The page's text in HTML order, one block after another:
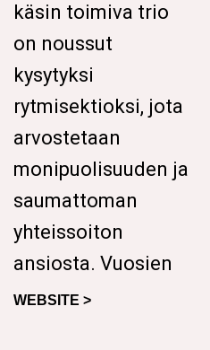
käsin toimiva trio
on noussut
kysytyksi
rytmisektioksi, jota
arvostetaan
monipuolisuuden ja
saumattoman
yhteissoiton
ansiosta. Vuosien
WEBSITE >